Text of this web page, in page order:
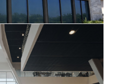
UNIFAMILIAR
más